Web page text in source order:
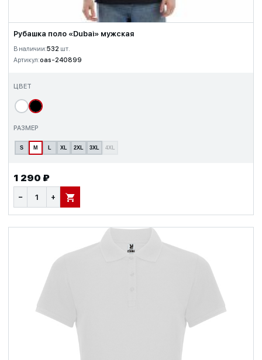
Рубашка поло «Dubai» мужская
В наличии:532 шт.
Артикул:oas-240899
ЦВЕТ
РАЗМЕР
S M L XL 2XL 3XL 4XL
1 290 ₽
− + В КОРЗИНУ